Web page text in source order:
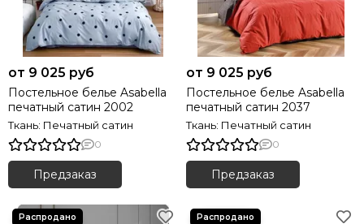
от 9 025 руб
Постельное белье Asabella
печатный сатин 2002
Ткань: Печатный сатин
0
Предзаказ
от 9 025 руб
Постельное белье Asabella
печатный сатин 2037
Ткань: Печатный сатин
0
Предзаказ